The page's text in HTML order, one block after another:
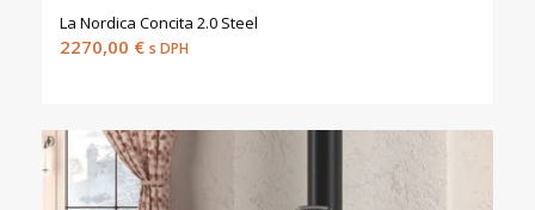
La Nordica Concita 2.0 Steel
2270,00 € s DPH